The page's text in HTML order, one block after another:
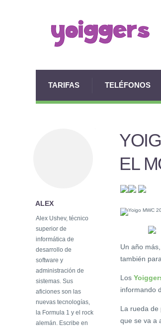
TARIFAS TELÉFONOS
EL
Un año más,
también
Los
informando
La rueda de
que se va a
ALEX
Alex Ushev, técnico
superior de
informática de
desarrollo de
software y
administración de
sistemas. Sus
aficiones son las
nuevas tecnologías,
la Formula 1 y el rock
alemán. Escribe en